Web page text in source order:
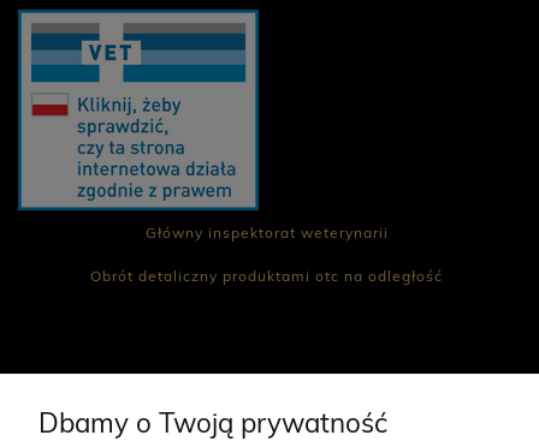
Główny inspektorat weterynarii
Obrót detaliczny produktami otc na odległość
CO NAS WYRÓŻNIA
Dbamy o Twoją prywatność